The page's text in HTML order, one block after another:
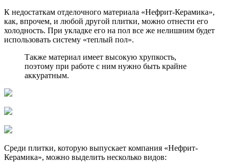
К недостаткам отделочного материала «Нефрит-Керамика»,
как, впрочем, и любой другой плитки, можно отнести его
холодность. При укладке его на пол все же нелишним будет
использовать систему «теплый пол».
Также материал имеет высокую хрупкость,
поэтому при работе с ним нужно быть крайне
аккуратным.
Среди плитки, которую выпускает компания «Нефрит-
Керамика», можно выделить несколько видов: